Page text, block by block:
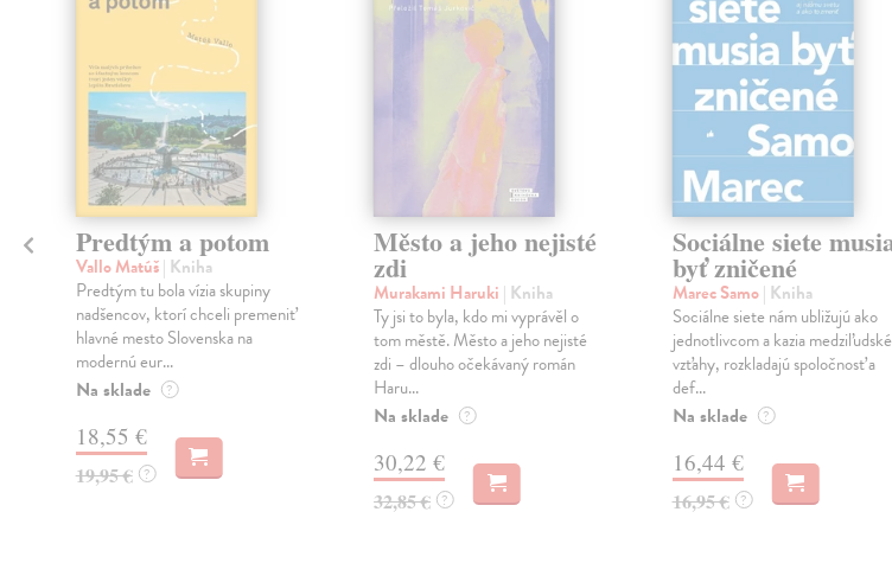
Predtým a potom
Vallo Matúš| Kniha
Predtým tu bola vízia skupiny
nadšencov, ktorí chceli premeniť
hlavné mesto Slovenska na
modernú eur...
Na sklade ?
18,55 €
19,95 € ?
Město a jeho nejisté
zdi
Murakami Haruki | Kniha
Ty jsi to byla, kdo mi vyprávěl o
tom městě. Město a jeho nejisté
zdi – dlouho očekávaný román
Haru...
Na sklade ?
30,22 €
32,85 € ?
Sociálne siete
byť zničené
Marec Samo| Kniha
Sociálne siete nám ubližujú ako
jednotlivcom a kazia medziľudské
vzťahy, rozkladajú spoločnosť a
def...
Na sklade ?
16,44 €
16,95 € ?